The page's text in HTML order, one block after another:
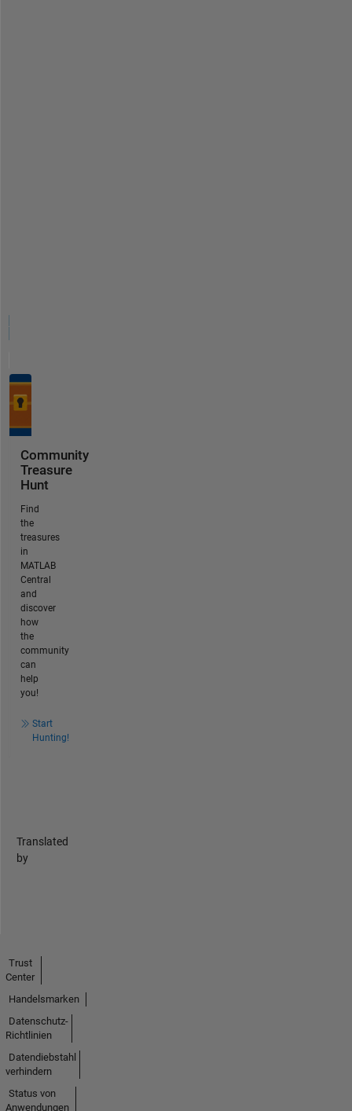
Community
Treasure
Hunt
Find
the
treasures
in
MATLAB
Central
and
discover
how
the
community
can
help
you!
Start
Hunting!
Translated
by
Trust
Center
Handelsmarken
Datenschutz-
Richtlinien
Datendiebstahl
verhindern
Status von
Anwendungen